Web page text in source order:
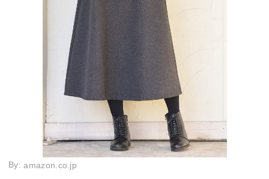
By:amazon.co.jp